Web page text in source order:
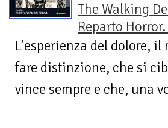
The Walking
Reparto
L'esperienza del dolore,
fare distinzione, che si
vince sempre e che, una